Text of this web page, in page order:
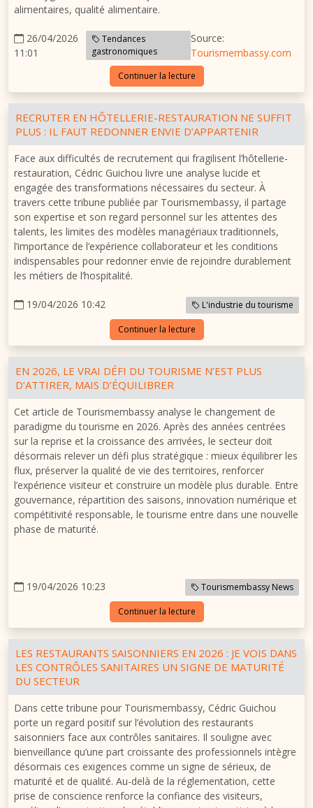
alimentaires, qualité alimentaire.
26/04/2026
11:01
Tendances
gastronomiques
Source:
Tourismembassy.com
Continuer la lecture
RECRUTER EN HÔTELLERIE-RESTAURATION NE SUFFIT
PLUS : IL FAUT REDONNER ENVIE D’APPARTENIR
Face aux difficultés de recrutement qui fragilisent l’hôtellerie-
restauration, Cédric Guichou livre une analyse lucide et
engagée des transformations nécessaires du secteur. À
travers cette tribune publiée par Tourismembassy, il partage
son expertise et son regard personnel sur les attentes des
talents, les limites des modèles managériaux traditionnels,
l’importance de l’expérience collaborateur et les conditions
indispensables pour redonner envie de rejoindre durablement
les métiers de l’hospitalité.
19/04/2026 10:42 L'industrie du tourisme
Continuer la lecture
EN 2026, LE VRAI DÉFI DU TOURISME N’EST PLUS
D’ATTIRER, MAIS D’ÉQUILIBRER
Cet article de Tourismembassy analyse le changement de
paradigme du tourisme en 2026. Après des années centrées
sur la reprise et la croissance des arrivées, le secteur doit
désormais relever un défi plus stratégique : mieux équilibrer les
flux, préserver la qualité de vie des territoires, renforcer
l’expérience visiteur et construire un modèle plus durable. Entre
gouvernance, répartition des saisons, innovation numérique et
compétitivité responsable, le tourisme entre dans une nouvelle
phase de maturité.
19/04/2026 10:23 Tourismembassy News
Continuer la lecture
LES RESTAURANTS SAISONNIERS EN 2026 : JE VOIS DANS
LES CONTRÔLES SANITAIRES UN SIGNE DE MATURITÉ
DU SECTEUR
Dans cette tribune pour Tourismembassy, Cédric Guichou
porte un regard positif sur l’évolution des restaurants
saisonniers face aux contrôles sanitaires. Il souligne avec
bienveillance qu’une part croissante des professionnels intègre
désormais ces exigences comme un signe de sérieux, de
maturité et de qualité. Au-delà de la réglementation, cette
prise de conscience renforce la confiance des visiteurs,